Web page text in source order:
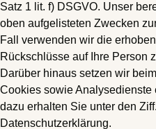
Satz 1 lit. f) DSGVO. Unser
oben aufgelisteten Zwecken
Fall verwenden wir die
Rückschlüsse auf Ihre Person
Darüber hinaus setzen wir
Cookies sowie Analysedienste
dazu erhalten Sie unter den
Datenschutzerklärung.